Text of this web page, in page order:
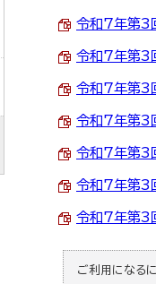
令和7年第3
令和7年第3
令和7年第3
令和7年第3
令和7年第3
令和7年第3
令和7年第3
ご利用になる